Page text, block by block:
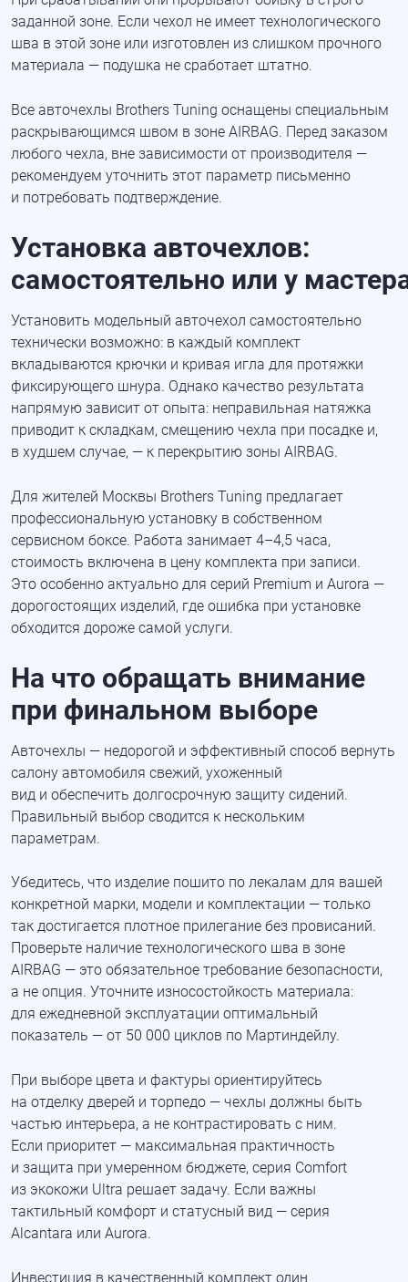
заданной зоне. Если чехол не имеет технологического
шва в этой зоне или изготовлен из слишком прочного
материала — подушка не сработает штатно.
Все авточехлы Brothers Tuning оснащены специальным
раскрывающимся швом в зоне AIRBAG. Перед заказом
любого чехла, вне зависимости от производителя —
рекомендуем уточнить этот параметр письменно
и потребовать подтверждение.
Установка авточехлов:
самостоятельно или у
Установить модельный авточехол самостоятельно
технически возможно: в каждый комплект
вкладываются крючки и кривая игла для протяжки
фиксирующего шнура. Однако качество результата
напрямую зависит от опыта: неправильная натяжка
приводит к складкам, смещению чехла при посадке и,
в худшем случае, — к перекрытию зоны AIRBAG.
Для жителей Москвы Brothers Tuning предлагает
профессиональную установку в собственном
сервисном боксе. Работа занимает 4–4,5 часа,
стоимость включена в цену комплекта при записи.
Это особенно актуально для серий Premium и Aurora —
дорогостоящих изделий, где ошибка при установке
обходится дороже самой услуги.
На что обращать внимание
при финальном выборе
Авточехлы — недорогой и эффективный способ вернуть
салону автомобиля свежий, ухоженный
вид и обеспечить долгосрочную защиту сидений.
Правильный выбор сводится к нескольким
параметрам.
Убедитесь, что изделие пошито по лекалам для вашей
конкретной марки, модели и комплектации — только
так достигается плотное прилегание без провисаний.
Проверьте наличие технологического шва в зоне
AIRBAG — это обязательное требование безопасности,
а не опция. Уточните износостойкость материала:
для ежедневной эксплуатации оптимальный
показатель — от 50 000 циклов по Мартиндейлу.
При выборе цвета и фактуры ориентируйтесь
на отделку дверей и торпедо — чехлы должны быть
частью интерьера, а не контрастировать с ним.
Если приоритет — максимальная практичность
и защита при умеренном бюджете, серия Comfort
из экокожи Ultra решает задачу. Если важны
тактильный комфорт и статусный вид — серия
Alcantara или Aurora.
Инвестиция в качественный комплект один